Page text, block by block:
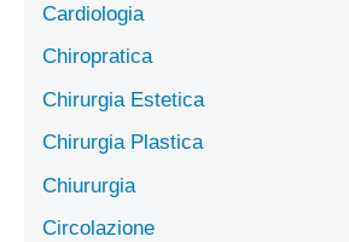
Cardiologia
Chiropratica
Chirurgia Estetica
Chirurgia Plastica
Chiururgia
Circolazione